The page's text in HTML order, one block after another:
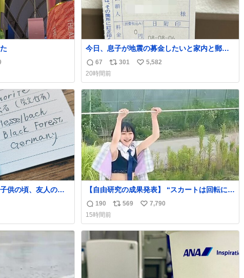
今日、息子が地震の募金したいと家内と郵便
局に行ったみたいです。おもちゃとか買う選
択肢もあったと思うけど、自分で貯めてた2万
円を役に立てて欲しい、みんなも元気になっ
て欲しいと。家内も一緒に募金したので、自
分も何かできたらなぁと思いました。
返
信
数
67
リ
ポ
ス
ト
数
301
い
ね
数
5,582
20時間前
供の頃、友人の土
がすごく気に入っ
で無くしてしまっ
イツの黒い森のフ
りつけてもらっ
た気がする 凄い
【自由研究の成果発表】 “スカートは回転によ
って広がるが、岡澤恋によって270°までなら
広がらずに回転が可能なことが証明された！”
返
信
数
190
リ
ス
ト
569
い
ね
数
7,790
15時間前